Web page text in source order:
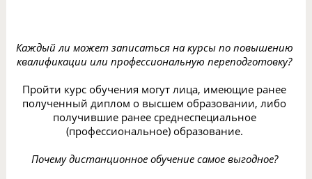
Каждый ли может записаться на курсы по повышению
квалификации или профессиональную переподготовку?
Пройти курс обучения могут лица, имеющие ранее
полученный диплом о высшем образовании, либо
получившие ранее среднеспециальное
(профессиональное) образование.
Почему дистанционное обучение самое выгодное?